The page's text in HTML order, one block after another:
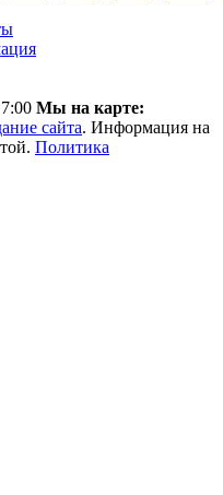
Мы на карте:
сайта. Информация на
Политика